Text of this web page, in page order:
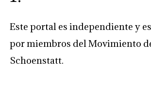
Este portal es independiente y
por miembros del Movimiento
Schoenstatt.